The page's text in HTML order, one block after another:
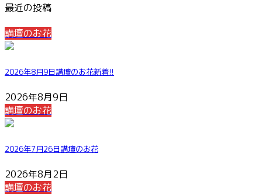
最近の投稿
講壇のお花
2026年8月9日講壇のお花新着!!
2026年8月9日
講壇のお花
2026年7月26日講壇のお花
2026年8月2日
講壇のお花